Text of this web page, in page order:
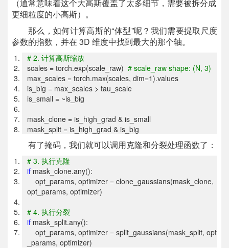
（通常意味着这个大高斯覆盖了太多细节，需要被拆分成
更细粒度的小高斯）。
那么，如何计算高斯的“体型”呢？我们需要提取尺度
参数的指数，并在 3D 维度中找到最大的那个轴。
# 2. 计算高斯缩放
scales = torch.exp(scale_raw) # scale_raw shape: (N, 3)
max_scales = torch.max(scales, dim=1).values
is_big = max_scales > tau_scale
is_small = ~is_big
mask_clone = is_high_grad & is_small
mask_split = is_high_grad & is_big
有了掩码，我们就可以调用克隆和分裂处理函数了：
# 3. 执行克隆
if mask_clone.any():
opt_params, optimizer = clone_gaussians(mask_clone,
opt_params, optimizer)
# 4. 执行分裂
if mask_split.any():
opt_params, optimizer = split_gaussians(mask_split, opt
_params, optimizer)